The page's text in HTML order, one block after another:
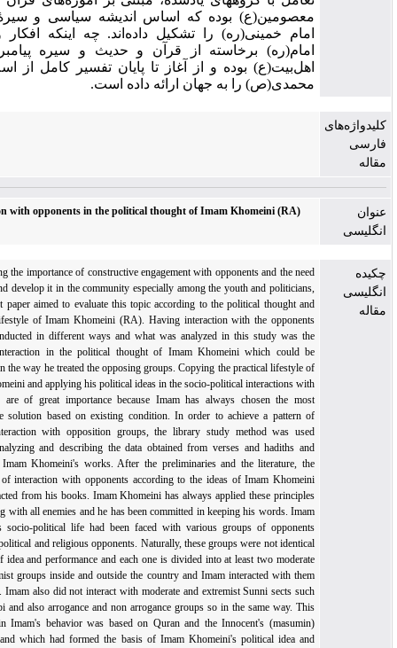
معصومین(ع) بوده که اساس اندیشه سیاسی و سیرۀ عملی
امام خمینی(ره) را تشکیل داده‌‌اند. چه اینکه افکار و رفتار
امام(ره) ‌‌برخاسته از قرآن و حدیث و سیره پیامبر(ص) و
اهل‌‌بیت(ع) بوده و از آغاز تا پایان تفسیر کامل از اسلام ناب
محمدی(ص) را به جهان ارائه داده است.
Interaction with opponents in the political thought of Imam Khomeini (RA)
Considering the importance of constructive engagement with opponents and the need
to grow and develop it in the community especially among the youth and politicians,
the present paper aimed to evaluate this topic according to the political thought and
practical lifestyle of Imam Khomeini (RA). Having interaction with the opponents
can be conducted in different ways and what was analyzed in this study was the
practical interaction in the political thought of Imam Khomeini which could be
observed in the way he treated the opposing groups. Copying the practical lifestyle of
Imam Khomeini and applying his political ideas in the socio-political interactions with
opponents are of great importance because Imam has always chosen the most
appropriate solution based on existing condition. In order to achieve a pattern of
Imam's interaction with opposition groups, the library study method was used
through analyzing and describing the data obtained from verses and hadiths and
especially Imam Khomeini's works. After the preliminaries and the literature, the
principles of interaction with opponents according to the ideas of Imam Khomeini
were extracted from his books. Imam Khomeini has always applied these principles
in engaging with all enemies and he has been committed in keeping his words. Imam
during his socio-political life had been faced with various groups of opponents
including political and religious opponents. Naturally, these groups were not identical
in terms of idea and performance and each one is divided into at least two moderate
and extremist groups inside and outside the country and Imam interacted with them
differently. Imam also did not interact with moderate and extremist Sunni sects such
as Wahhabi and also arrogance and non arrogance groups so in the same way. This
diversity in Imam's behavior was based on Quran and the Innocent's (masumin)
teachings and which had formed the basis of Imam Khomeini's political idea and